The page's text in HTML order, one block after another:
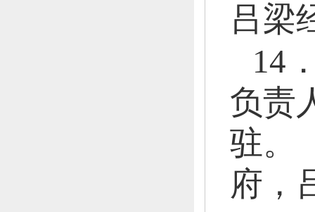
吕梁
14
负责
驻。
府，